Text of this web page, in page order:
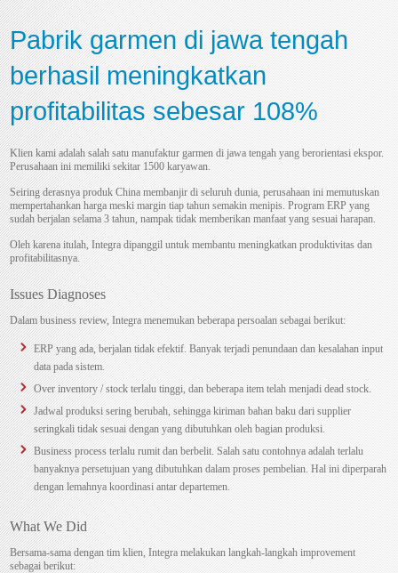
Pabrik garmen di jawa tengah
berhasil meningkatkan
profitabilitas sebesar 108%
Klien kami adalah salah satu manufaktur garmen di jawa tengah yang berorientasi ekspor.
Perusahaan ini memiliki sekitar 1500 karyawan.
Seiring derasnya produk China membanjir di seluruh dunia, perusahaan ini memutuskan
mempertahankan harga meski margin tiap tahun semakin menipis. Program ERP yang
sudah berjalan selama 3 tahun, nampak tidak memberikan manfaat yang sesuai harapan.
Oleh karena itulah, Integra dipanggil untuk membantu meningkatkan produktivitas dan
profitabilitasnya.
Issues Diagnoses
Dalam business review, Integra menemukan beberapa persoalan sebagai berikut:
ERP yang ada, berjalan tidak efektif. Banyak terjadi penundaan dan kesalahan input
data pada sistem.
Over inventory / stock terlalu tinggi, dan beberapa item telah menjadi dead stock.
Jadwal produksi sering berubah, sehingga kiriman bahan baku dari supplier
seringkali tidak sesuai dengan yang dibutuhkan oleh bagian produksi.
Business process terlalu rumit dan berbelit. Salah satu contohnya adalah terlalu
banyaknya persetujuan yang dibutuhkan dalam proses pembelian. Hal ini diperparah
dengan lemahnya koordinasi antar departemen.
What We Did
Bersama-sama dengan tim klien, Integra melakukan langkah-langkah improvement
sebagai berikut: